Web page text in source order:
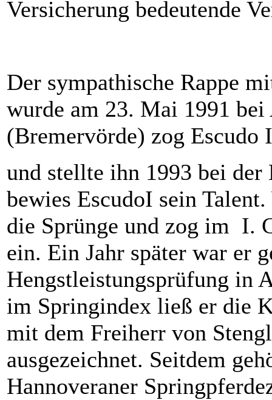
Versicherung bedeutende
Der sympathische Rappe
wurde am 23. Mai 1991
(Bremervörde) zog Escudo
und stellte ihn 1993 bei
bewies EscudoI sein
die Sprünge und zog im I.
ein. Ein Jahr später war er
Hengstleistungsprüfung in
im Springindex ließ er die
mit dem Freiherr von
ausgezeichnet. Seitdem
Hannoveraner